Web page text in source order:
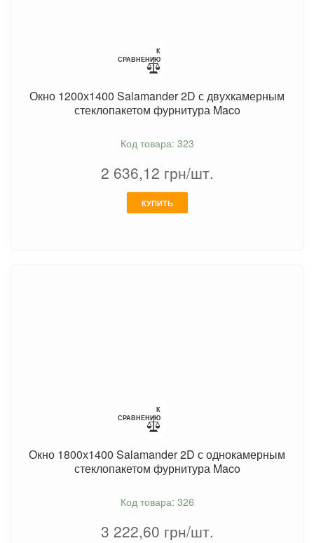
К
СРАВНЕНИЮ
Окно 1200х1400 Salamander 2D с двухкамерным
стеклопакетом фурнитура Maco
Код товара: 323
2 636,12 грн/шт.
КУПИТЬ
К
СРАВНЕНИЮ
Окно 1800х1400 Salamander 2D с однокамерным
стеклопакетом фурнитура Maco
Код товара: 326
3 222,60 грн/шт.